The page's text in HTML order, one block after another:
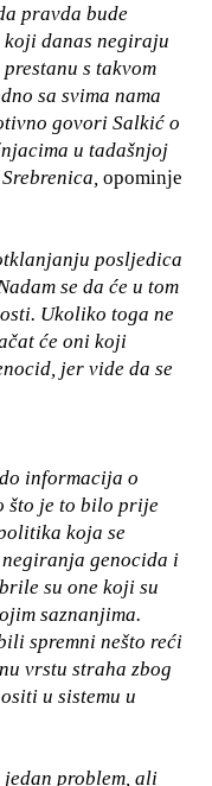
pravda bude
koji danas negiraju
s takvom
sa svima nama
govori Salkić o
u tadašnjoj
opominje
posljedica
se da će u tom
Ukoliko toga ne
će oni koji
jer vide da se
informacija o
što je to bilo prije
koja se
genocida i
su one koji su
saznanjima.
spremni nešto reći
vrstu straha zbog
u sistemu u
problem, ali